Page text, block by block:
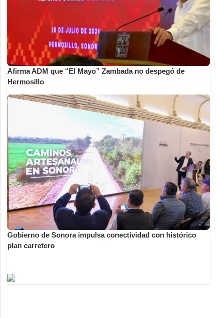
Afirma ADM que “El Mayo” Zambada no despegó de
Hermosillo
Gobierno de Sonora impulsa conectividad con histórico
plan carretero